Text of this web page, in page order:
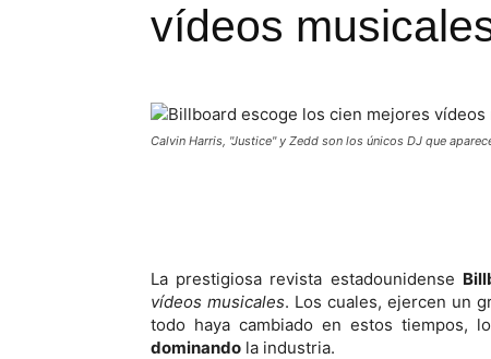
vídeos
Calvin Harris, "Justice" y Zedd son los únicos DJ que
La prestigiosa revista estadounidense
vídeos musicales. Los cuales, ejercen un
todo haya cambiado en estos tiempos,
dominando la industria.